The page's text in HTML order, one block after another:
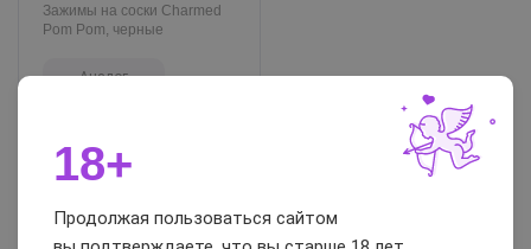
Зажимы на соски Charmed
Pom Pom, черные
Аналог
18+
Продолжая пользоваться сайтом